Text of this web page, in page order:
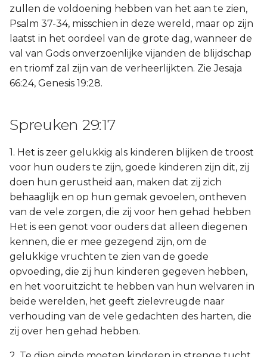
zullen de voldoening hebben van het aan te zien,
Psalm 37-34, misschien in deze wereld, maar op zijn
laatst in het oordeel van de grote dag, wanneer de
val van Gods onverzoenlijke vijanden de blijdschap
en triomf zal zijn van de verheerlijkten. Zie Jesaja
66:24, Genesis 19:28.
Spreuken 29:17
1. Het is zeer gelukkig als kinderen blijken de troost
voor hun ouders te zijn, goede kinderen zijn dit, zij
doen hun gerustheid aan, maken dat zij zich
behaaglijk en op hun gemak gevoelen, ontheven
van de vele zorgen, die zij voor hen gehad hebben
Het is een genot voor ouders dat alleen diegenen
kennen, die er mee gezegend zijn, om de
gelukkige vruchten te zien van de goede
opvoeding, die zij hun kinderen gegeven hebben,
en het vooruitzicht te hebben van hun welvaren in
beide werelden, het geeft zielevreugde naar
verhouding van de vele gedachten des harten, die
zij over hen gehad hebben.